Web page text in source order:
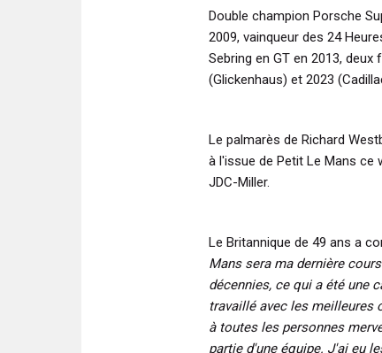
Double champion Porsche
2009, vainqueur des 24
Sebring en GT en 2013,
(Glickenhaus) et 2023
Le palmarès de Richard
à l'issue de Petit Le Mans ce
JDC-Miller.
Le Britannique de 49 ans a
Mans sera ma dernière
décennies, ce qui a été une
travaillé avec les meilleures
à toutes les personnes
partie d'une équipe. J'ai eu